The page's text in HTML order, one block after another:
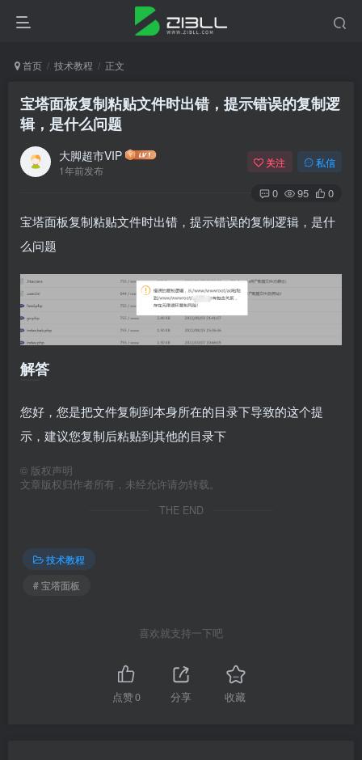
首页 技术教程 正文
宝塔面板复制粘贴文件时出错，提示错误的复制逻
辑，是什么问题
大脚超市VIP
1年前发布
关注 私信
0 95 0
宝塔面板复制粘贴文件时出错，提示错误的复制逻辑，是什
么问题
解答
您好，您是把文件复制到本身所在的目录下导致的这个提
示，建议您复制后粘贴到其他的目录下
© 版权声明
文章版权归作者所有，未经允许请勿转载。
THE END
技术教程
# 宝塔面板
喜欢就支持一下吧
点赞0 分享 收藏